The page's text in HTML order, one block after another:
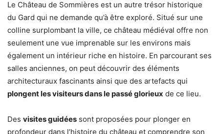
Le Château de Sommières est un autre trésor historique
du Gard qui ne demande qu’à être exploré. Situé sur une
colline surplombant la ville, ce château médiéval offre non
seulement une vue imprenable sur les environs mais
également un intérieur riche en histoire. En parcourant ses
salles anciennes, on peut découvrir des éléments
architecturaux fascinants ainsi que des artefacts qui
plongent les visiteurs dans le passé glorieux de ce lieu.
Des visites guidées sont proposées pour plonger en
profondeur dans l’histoire du château et comprendre son